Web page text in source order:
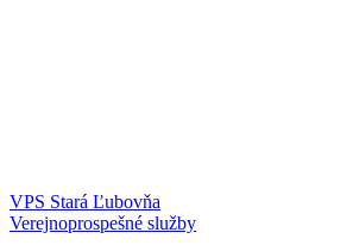
VPS Stará Ľubovňa
Verejnoprospešné služby